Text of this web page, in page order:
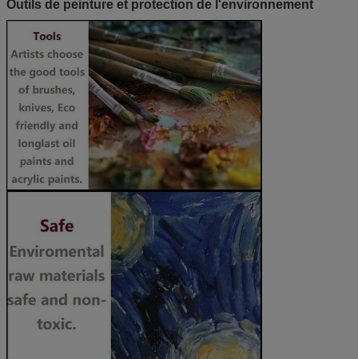
Outils de peinture et protection de l'environnement